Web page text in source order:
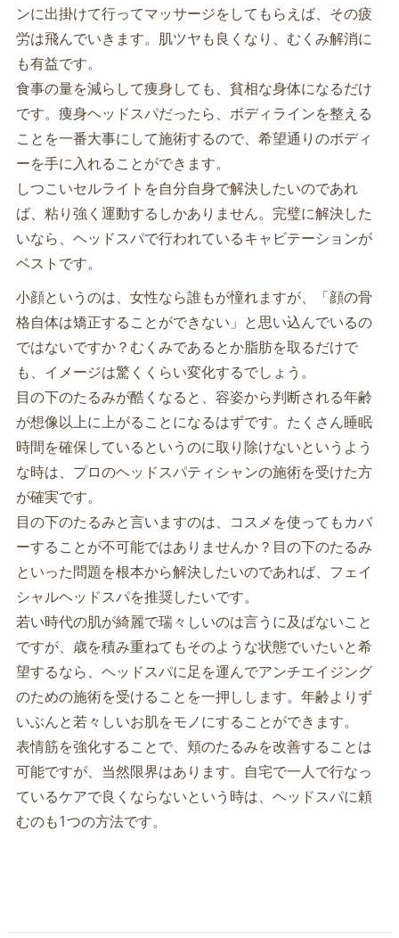
ンに出掛けて行ってマッサージをしてもらえば、その疲
労は飛んでいきます。肌ツヤも良くなり、むくみ解消に
も有益です。
食事の量を減らして痩身しても、貧相な身体になるだけ
です。痩身ヘッドスパだったら、ボディラインを整える
ことを一番大事にして施術するので、希望通りのボディ
ーを手に入れることができます。
しつこいセルライトを自分自身で解決したいのであれ
ば、粘り強く運動するしかありません。完璧に解決した
いなら、ヘッドスパで行われているキャビテーションが
ベストです。
小顔というのは、女性なら誰もが憧れますが、「顔の骨
格自体は矯正することができない」と思い込んでいるの
ではないですか？むくみであるとか脂肪を取るだけで
も、イメージは驚くくらい変化するでしょう。
目の下のたるみが酷くなると、容姿から判断される年齢
が想像以上に上がることになるはずです。たくさん睡眠
時間を確保しているというのに取り除けないというよう
な時は、プロのヘッドスパティシャンの施術を受けた方
が確実です。
目の下のたるみと言いますのは、コスメを使ってもカバ
ーすることが不可能ではありませんか？目の下のたるみ
といった問題を根本から解決したいのであれば、フェイ
シャルヘッドスパを推奨したいです。
若い時代の肌が綺麗で瑞々しいのは言うに及ばないこと
ですが、歳を積み重ねてもそのような状態でいたいと希
望するなら、ヘッドスパに足を運んでアンチエイジング
のための施術を受けることを一押しします。年齢よりず
いぶんと若々しいお肌をモノにすることができます。
表情筋を強化することで、頬のたるみを改善することは
可能ですが、当然限界はあります。自宅で一人で行なっ
ているケアで良くならないという時は、ヘッドスパに頼
むのも1つの方法です。